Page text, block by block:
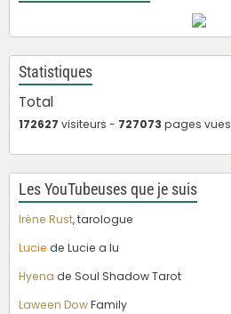
Statistiques
Total
172627 visiteurs - 727073 pages vues
Les YouTubeuses que je suis
Irène Rust, tarologue
Lucie de Lucie a lu
Hyena de Soul Shadow Tarot
Laween DowFamily